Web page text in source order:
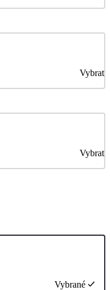
Vybrat
Vybrat
Vybrané